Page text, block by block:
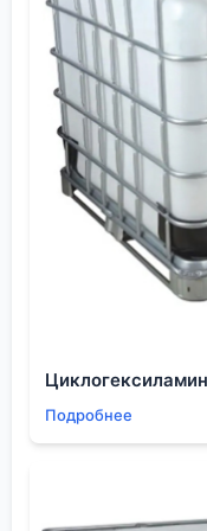
образец
производственной
которой потом
поставщики идут
Будущее:
главные тренды
Куда движется
не за гигантами,
за нишевыми
Новые Материалы.
одной-двух
аккумуляторах
просто слова.
Циклогексиламин
Подробнее